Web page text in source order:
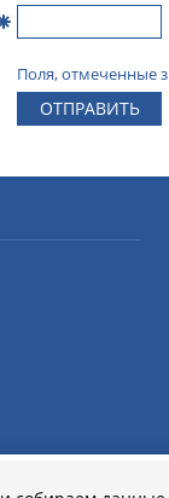
Поля, отмеченные
ОТПРАВИТЬ